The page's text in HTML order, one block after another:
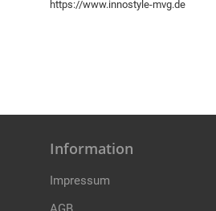
https://www.innostyle-mvg.de
Information
Impressum